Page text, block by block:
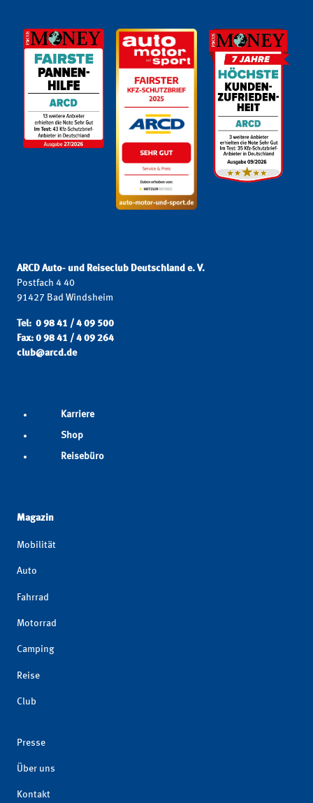
ARCD Auto- und Reiseclub Deutschland e. V.
Postfach 4 40
91427 Bad Windsheim
Tel: 0 98 41 / 4 09 500
Fax: 0 98 41 / 4 09 264
club@arcd.de
Karriere
Shop
Reisebüro
Magazin
Mobilität
Auto
Fahrrad
Motorrad
Camping
Reise
Club
Presse
Über uns
Kontakt